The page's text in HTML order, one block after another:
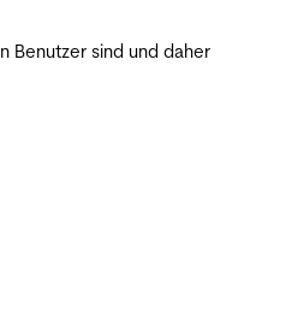
Benutzer sind und daher